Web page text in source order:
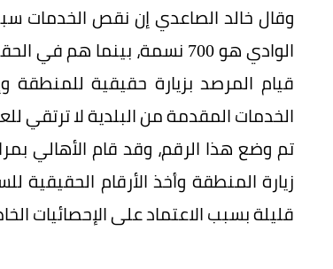
وقال خالد الصاعدي إن نقص الخدمات
قيام المرصد بزيارة حقيقية للمنطقة
الخدمات المقدمة من البلدية لا ترتقي
تم وضع هذا الرقم، وقد قام الأهالي
زيارة المنطقة وأخذ الأرقام
قليلة بسبب الاعتماد على الإحصائيات